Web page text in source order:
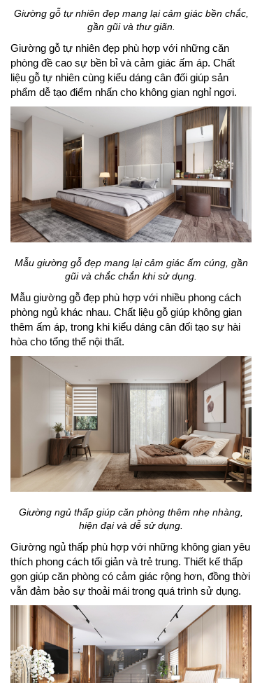
Giường gỗ tự nhiên đẹp mang lại cảm giác bền chắc,
gần gũi và thư giãn.
Giường gỗ tự nhiên đẹp phù hợp với những căn
phòng đề cao sự bền bỉ và cảm giác ấm áp. Chất
liệu gỗ tự nhiên cùng kiểu dáng cân đối giúp sản
phẩm dễ tạo điểm nhấn cho không gian nghỉ ngơi.
Mẫu giường gỗ đẹp mang lại cảm giác ấm cúng, gần
gũi và chắc chắn khi sử dụng.
Mẫu giường gỗ đẹp phù hợp với nhiều phong cách
phòng ngủ khác nhau. Chất liệu gỗ giúp không gian
thêm ấm áp, trong khi kiểu dáng cân đối tạo sự hài
hòa cho tổng thể nội thất.
Giường ngủ thấp giúp căn phòng thêm nhẹ nhàng,
hiện đại và dễ sử dụng.
Giường ngủ thấp phù hợp với những không gian yêu
thích phong cách tối giản và trẻ trung. Thiết kế thấp
gọn giúp căn phòng có cảm giác rộng hơn, đồng thời
vẫn đảm bảo sự thoải mái trong quá trình sử dụng.